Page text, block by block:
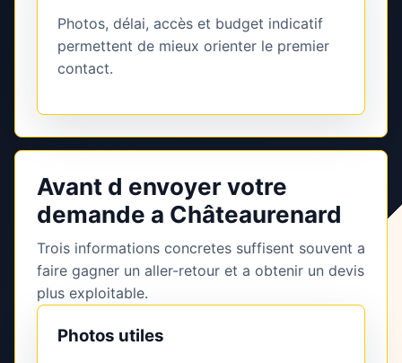
Photos, délai, accès et budget indicatif
permettent de mieux orienter le premier
contact.
Avant d envoyer votre
demande a Châteaurenard
Trois informations concretes suffisent souvent a
faire gagner un aller-retour et a obtenir un devis
plus exploitable.
Photos utiles